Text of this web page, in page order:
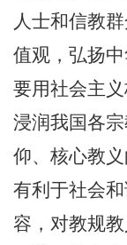
人士和信教
值观，弘扬中
要用社会主
浸润我国各
仰、核心教
有利于社会
容，对教规